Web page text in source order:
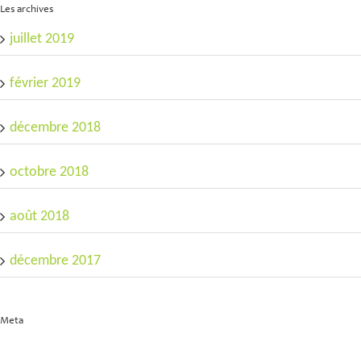
Les archives
juillet 2019
février 2019
décembre 2018
octobre 2018
août 2018
décembre 2017
Meta